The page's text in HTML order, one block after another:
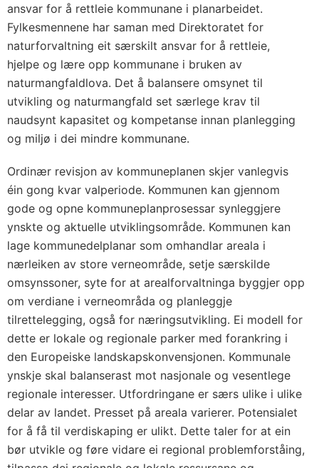
ansvar for å rettleie kommunane i planarbeidet.
Fylkesmennene har saman med Direktoratet for
naturforvaltning eit særskilt ansvar for å rettleie,
hjelpe og lære opp kommunane i bruken av
naturmangfaldlova. Det å balansere omsynet til
utvikling og naturmangfald set særlege krav til
naudsynt kapasitet og kompetanse innan planlegging
og miljø i dei mindre kommunane.
Ordinær revisjon av kommuneplanen skjer vanlegvis
éin gong kvar valperiode. Kommunen kan gjennom
gode og opne kommuneplanprosessar synleggjere
ynskte og aktuelle utviklingsområde. Kommunen kan
lage kommunedelplanar som omhandlar areala i
nærleiken av store verneområde, setje særskilde
omsynssoner, syte for at arealforvaltninga byggjer opp
om verdiane i verneområda og planleggje
tilrettelegging, også for næringsutvikling. Ei modell for
dette er lokale og regionale parker med forankring i
den Europeiske landskapskonvensjonen. Kommunale
ynskje skal balanserast mot nasjonale og vesentlege
regionale interesser. Utfordringane er særs ulike i ulike
delar av landet. Presset på areala varierer. Potensialet
for å få til verdiskaping er ulikt. Dette taler for at ein
bør utvikle og føre vidare ei regional problemforståing,